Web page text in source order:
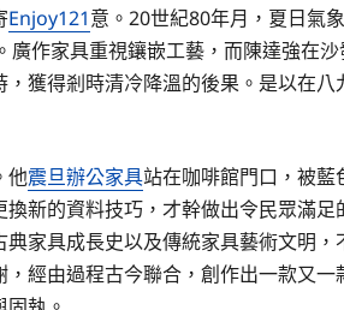
Enjoy121意。20世紀80年月，夏日氣
作家具重視鑲嵌工藝，而陳達強在
獲得剎時清冷降溫的後果。是以在八
他震旦辦公家具站在咖啡館門口，被藍
新的資料技巧，才幹做出令民眾滿足
典家具成長史以及傳統家具藝術文明
經由過程古今聯合，創作出一款又一